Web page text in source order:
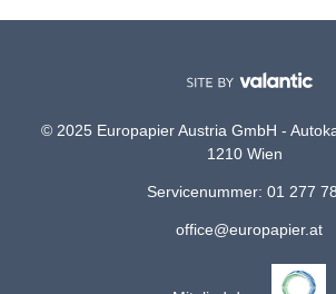
© 2025 Europapier Austria GmbH -
1210 Wien
Servicenummer: 01 277
office@europapier.at